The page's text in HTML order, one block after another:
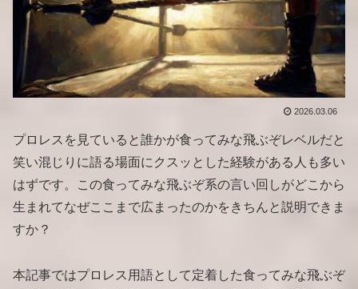
2026.03.06
プロレスを見ていると誰かが食ってみな飛ぶぞレベルだと
笑い混じりに語る場面にクスッとした経験がある人も多い
はずです。この食ってみな飛ぶぞ系の言い回しがどこから
生まれてなぜここまで広まったのかをきちんと説明できま
すか？
本記事ではプロレス用語として定着した食ってみな飛ぶぞ